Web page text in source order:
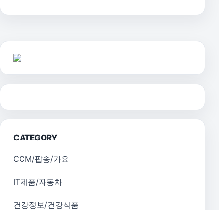
CATEGORY
CCM/팝송/가요
IT제품/자동차
건강정보/건강식품